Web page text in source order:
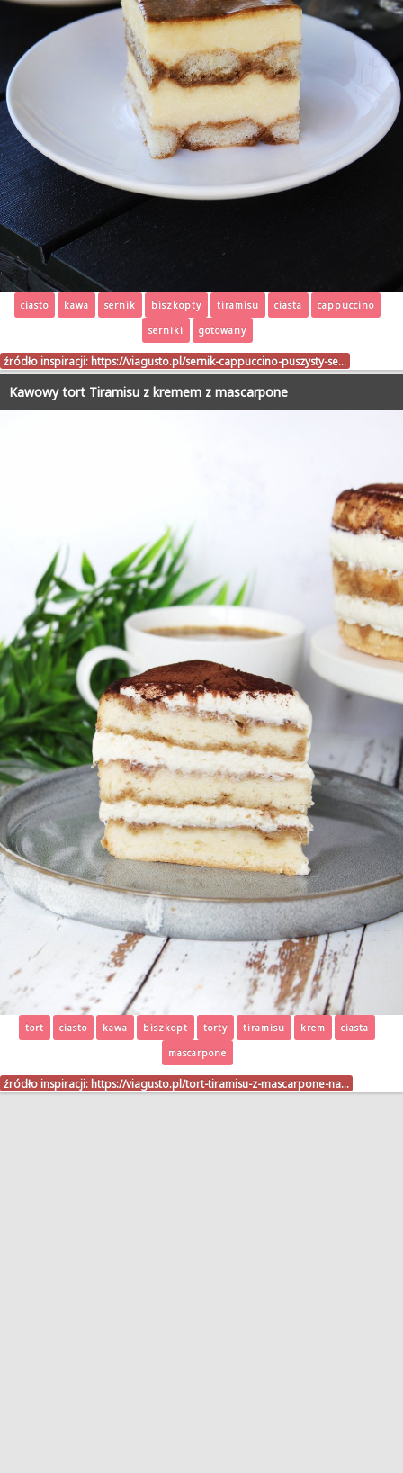
ciasto kawa sernik biszkopty tiramisu ciasta
cappuccino
serniki
gotowany
źródło inspiracji: https://viagusto.pl/sernik-cappuccino-puszysty-se…
Kawowy tort Tiramisu z kremem z mascarpone
tort ciasto kawa biszkopt torty tiramisu krem
ciasta
mascarpone
źródło inspiracji: https://viagusto.pl/tort-tiramisu-z-mascarpone-na…